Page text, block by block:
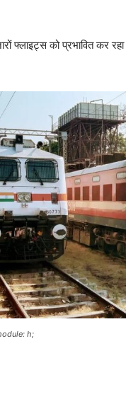
फ्लाइट्स को प्रभावित कर
h;